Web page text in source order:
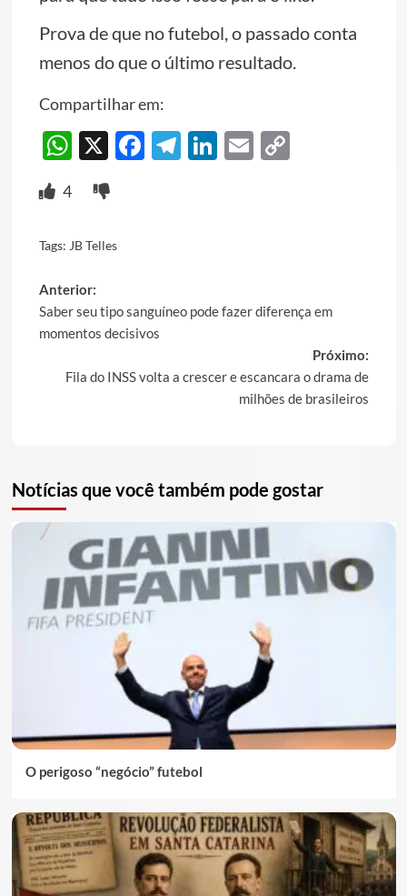
Prova de que no futebol, o passado conta
menos do que o último resultado.
Compartilhar em:
WhatsApp
X Facebook
Telegram
LinkedIn
EmailCopy
4
Tags: JB Telles
Post
navigation
Anterior:
Saber seu tipo sanguíneo pode fazer diferença em
momentos decisivos
Próximo:
Fila do INSS volta a crescer e escancara o drama de
milhões de brasileiros
Notícias que você também pode gostar
O perigoso “negócio” futebol